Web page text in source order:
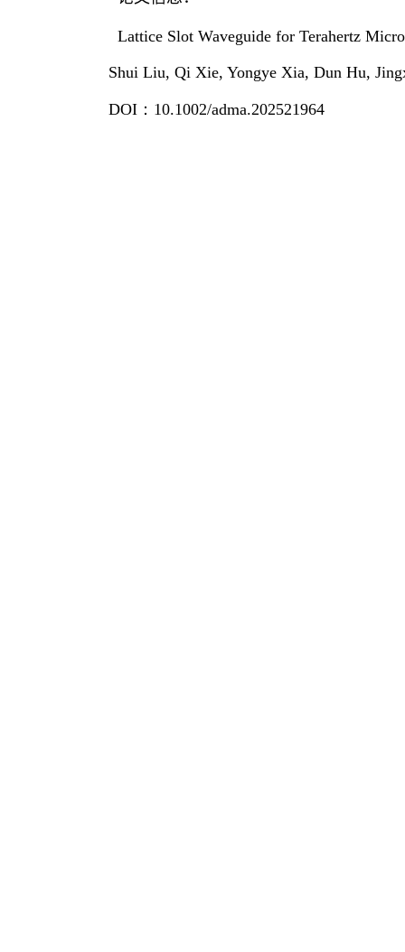
Lattice Slot Waveguide for Terahertz
Shui Liu, Qi Xie, Yongye Xia, Dun Hu,
DOI ： 10.1002/adma.202521964